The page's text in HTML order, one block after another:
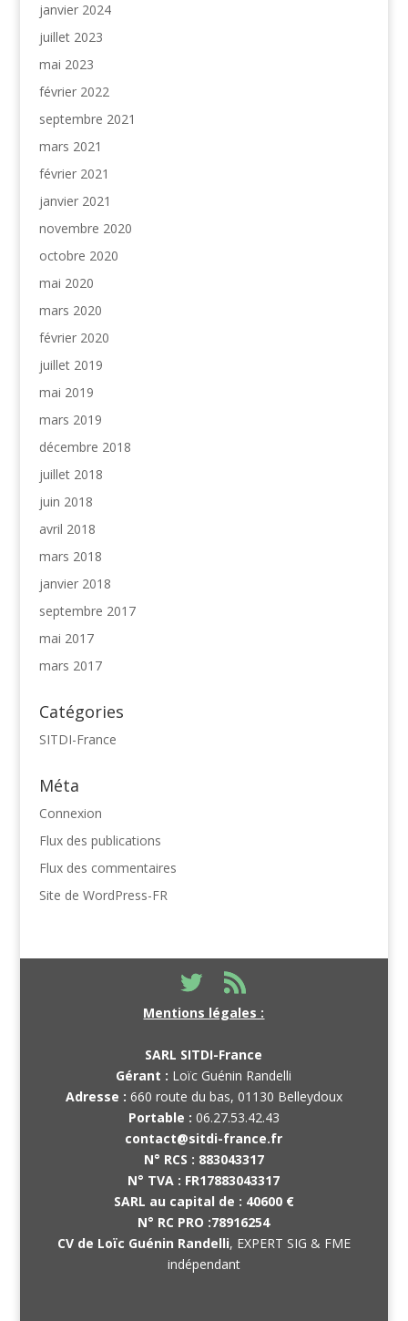
janvier 2024
juillet 2023
mai 2023
février 2022
septembre 2021
mars 2021
février 2021
janvier 2021
novembre 2020
octobre 2020
mai 2020
mars 2020
février 2020
juillet 2019
mai 2019
mars 2019
décembre 2018
juillet 2018
juin 2018
avril 2018
mars 2018
janvier 2018
septembre 2017
mai 2017
mars 2017
Catégories
SITDI-France
Méta
Connexion
Flux des publications
Flux des commentaires
Site de WordPress-FR
Mentions légales :
SARL SITDI-France
Gérant : Loïc Guénin Randelli
Adresse : 660 route du bas, 01130 Belleydoux
Portable : 06.27.53.42.43
contact@sitdi-france.fr
N° RCS : 883043317
N° TVA : FR17883043317
SARL au capital de : 40600 €
N° RC PRO :78916254
CV de Loïc Guénin Randelli, EXPERT SIG & FME
indépendant